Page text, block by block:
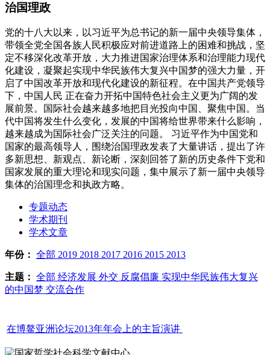
治国理政
党的十八大以来，以习近平为总书记的新一届中央领导集体，
带领全党全国各族人民积极应对前进道路上的困难和挑战，坚
定不移深化改革开放，大力推进国家治理体系和治理能力现代
化建设，凝聚起实现中华民族伟大复兴中国梦的强大力量，开
启了中国改革开放和现代化建设的新征程。在中国共产党领导
下，中国人民 正在奋力开拓中国特色社会主义更为广阔的发
展前景。国际社会越来越多地把目光投向中国、聚焦中国。当
代中国将发生什么变化，发展的中国将给世界带来什么影响，
越来越成为国际社会广泛关注的问题。 习近平作为中国党和
国家的最高领导人，围绕治国理政发表了大量讲话，提出了许
多新思想、新观点、新论断，深刻回答了新的历史条件下党和
国家发展的重大理论和现实问题，集中展示了新一届中央领导
集体的治国理念和执政方略。
专题动态
学术期刊
学术文章
年份： 全部 2019 2018 2017 2016 2015 2013
主题： 全部 经济发展 外交 反腐倡廉 实现中华民族伟大复兴
的中国梦 交流合作
在博鳌亚洲论坛2013年年会上的主旨演讲